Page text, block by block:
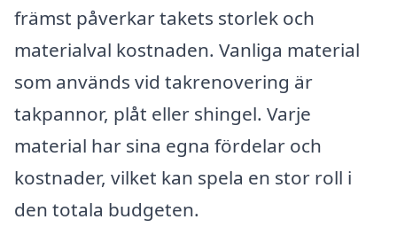
främst påverkar takets storlek och
materialval kostnaden. Vanliga material
som används vid takrenovering är
takpannor, plåt eller shingel. Varje
material har sina egna fördelar och
kostnader, vilket kan spela en stor roll i
den totala budgeten.